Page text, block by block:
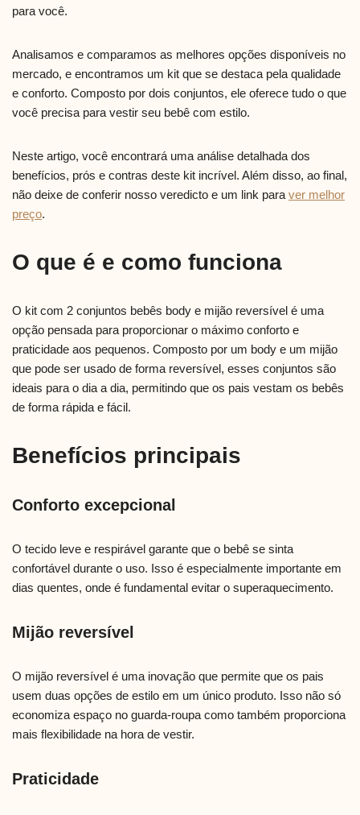
para você.
Analisamos e comparamos as melhores opções disponíveis no
mercado, e encontramos um kit que se destaca pela qualidade
e conforto. Composto por dois conjuntos, ele oferece tudo o que
você precisa para vestir seu bebê com estilo.
Neste artigo, você encontrará uma análise detalhada dos
benefícios, prós e contras deste kit incrível. Além disso, ao final,
não deixe de conferir nosso veredicto e um link para ver melhor
preço.
O que é e como funciona
O kit com 2 conjuntos bebês body e mijão reversível é uma
opção pensada para proporcionar o máximo conforto e
praticidade aos pequenos. Composto por um body e um mijão
que pode ser usado de forma reversível, esses conjuntos são
ideais para o dia a dia, permitindo que os pais vestam os bebês
de forma rápida e fácil.
Benefícios principais
Conforto excepcional
O tecido leve e respirável garante que o bebê se sinta
confortável durante o uso. Isso é especialmente importante em
dias quentes, onde é fundamental evitar o superaquecimento.
Mijão reversível
O mijão reversível é uma inovação que permite que os pais
usem duas opções de estilo em um único produto. Isso não só
economiza espaço no guarda-roupa como também proporciona
mais flexibilidade na hora de vestir.
Praticidade